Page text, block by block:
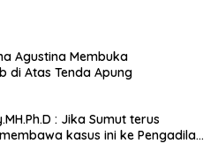
Agustina Membuka
di Atas Tenda Apung
: Jika Sumut terus
kasus ini ke Pengadilan